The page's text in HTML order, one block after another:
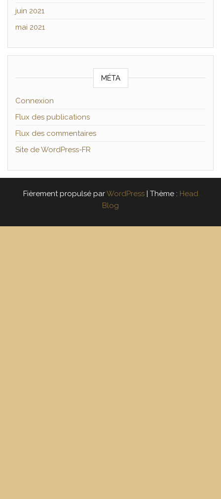
juin 2021
mai 2021
MÉTA
Connexion
Flux des publications
Flux des commentaires
Site de WordPress-FR
Fièrement propulsé parWordPress | Thème : Head
Blog